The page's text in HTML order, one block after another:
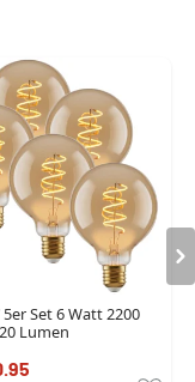
5er Set 6 Watt 2200
Lumen